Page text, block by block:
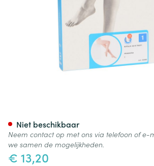
€ 13,20
Niet beschikbaar
Neem contact op met ons via telefoon of e-
we samen de mogelijkheden.